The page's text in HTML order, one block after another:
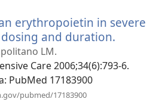
окне)
erythropoietin in severe
and duration.
новом
LM.
Care 2006;34(6):793-6.
‎: PubMed 17183900
pubmed/17183900